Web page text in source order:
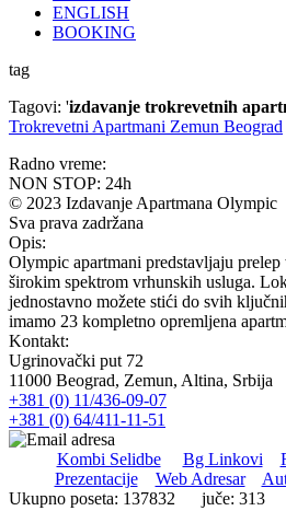
ENGLISH
BOOKING
tag
Tagovi: 'izdavanje trokrevetnih
Trokrevetni Apartmani Zemun Beograd
Radno vreme:
NON STOP: 24h
© 2023 Izdavanje Apartmana Olympic
Sva prava zadržana
Opis:
Olympic apartmani predstavljaju prelep
širokim spektrom vrhunskih usluga.
jednostavno možete stići do svih
imamo 23 kompletno opremljena
Kontakt:
Ugrinovački put 72
11000 Beograd, Zemun, Altina, Srbija
+381 (0) 11/436-09-07
+381 (0) 64/411-11-51
Kombi Selidbe Bg Linkovi
Prezentacije
Web Adresar
Ukupno poseta: 137832 juče: 313